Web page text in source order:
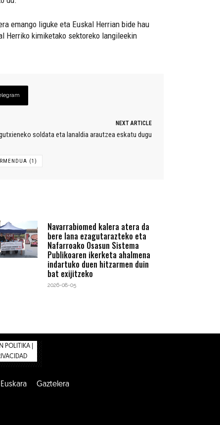
emango liguke eta Euskal Herrian bide hau
Herriko kimiketako sektoreko langileekin
NEXT ARTICLE
soldata eta lanaldia arautzea eskatu dugu
(1)
Navarrabiomed kalera atera da
bere lana ezagutarazteko eta
Nafarroako Osasun Sistema
Publikoaren ikerketa ahalmena
indartuko duen hitzarmen duin
bat exijitzeko
2026-08-05
POLITIKA |
Euskara Gaztelera